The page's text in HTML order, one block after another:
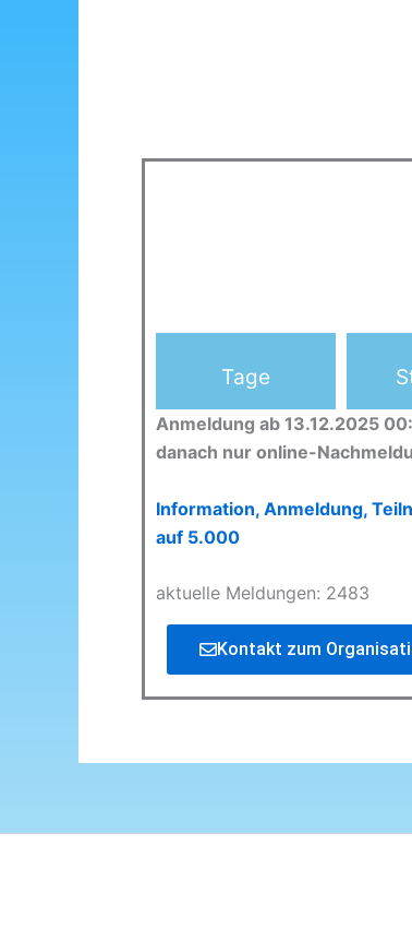
Tage
Anmeldung ab 13.12.2025
danach nur online-
Information, Anmeldung,
auf 5.000
aktuelle Meldungen: 2483
Kontakt zum